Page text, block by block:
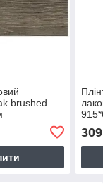
brushed
309